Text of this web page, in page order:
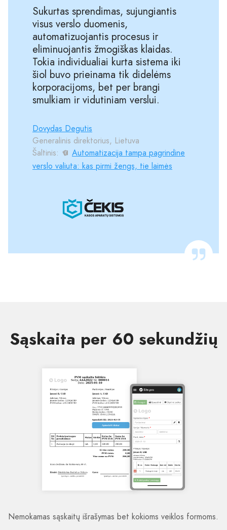
Sukurtas sprendimas, sujungiantis
visus verslo duomenis,
automatizuojantis procesus ir
eliminuojantis žmogiškas klaidas.
Tokia individualiai kurta sistema iki
šiol buvo prieinama tik didelėms
korporacijoms, bet per brangi
smulkiam ir vidutiniam verslui.
Dovydas Degutis
Generalinis direktorius, Lietuva
Šaltinis:
Automatizacija tampa pagrindine
verslo valiuta: kas pirmi žengs, tie laimės
Sąskaita per 60 sekundžių
Nemokamas sąskaitų išrašymas bet kokioms veiklos formoms.